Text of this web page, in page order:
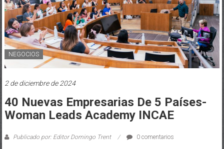
NEGOCIOS
40 Nuevas Empresarias De 5 Países-
Woman Leads Academy INCAE